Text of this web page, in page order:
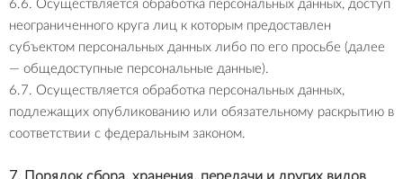
6.6. Осуществляется обработка персональных данных, доступ
неограниченного круга лиц к которым предоставлен
субъектом персональных данных либо по его просьбе (далее
— общедоступные персональные данные).
6.7. Осуществляется обработка персональных данных,
подлежащих опубликованию или обязательному раскрытию в
соответствии с федеральным законом.